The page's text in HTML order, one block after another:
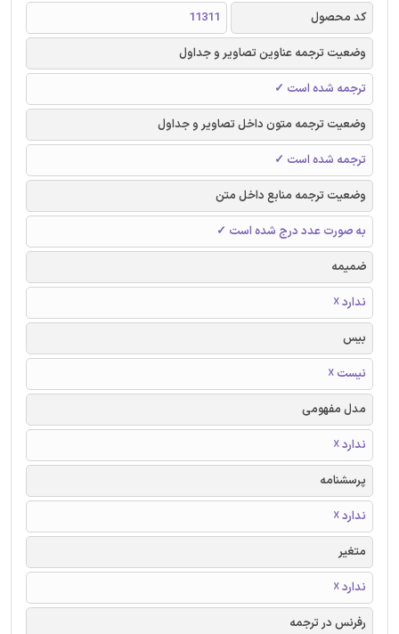
کد محصول
11311
وضعیت ترجمه عناوین تصاویر و جداول
ترجمه شده است ✓
وضعیت ترجمه متون داخل تصاویر و جداول
ترجمه شده است ✓
وضعیت ترجمه منابع داخل متن
به صورت عدد درج شده است ✓
ضمیمه
ندارد ☓
بیس
نیست ☓
مدل مفهومی
ندارد ☓
پرسشنامه
ندارد ☓
متغیر
ندارد ☓
رفرنس در ترجمه